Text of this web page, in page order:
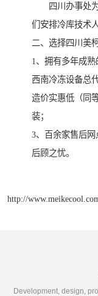
四川办事处为
们安排冷库技术
二、选择四川美
1、拥有多年成熟
西南冷冻设备总
造价实惠低（同
装；
3、百余家售后
后顾之忧。
http://